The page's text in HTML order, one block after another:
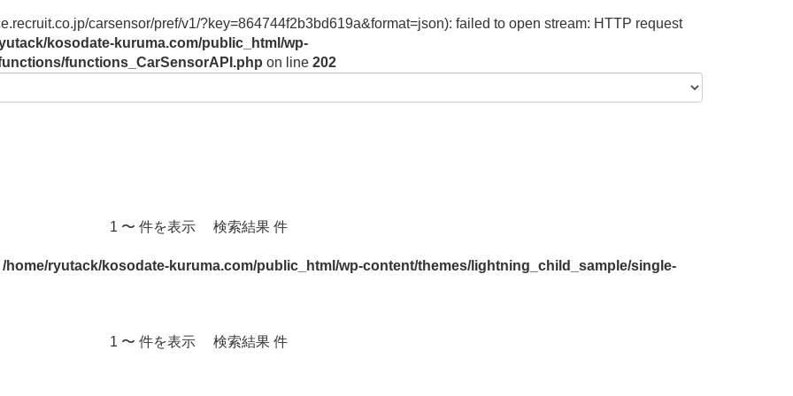
carsensor/pref/v1/?key=864744f2b3bd619a&format=json): failed to open stream: HTTP request
kosodate-kuruma.com/public_html/wp-
functions_CarSensorAPI.php on line 202
1 〜 件を表示 検索結果 件
/home/ryutack/kosodate-kuruma.com/public_html/wp-content/themes/lightning_child_sample/single-
1 〜 件を表示 検索結果 件